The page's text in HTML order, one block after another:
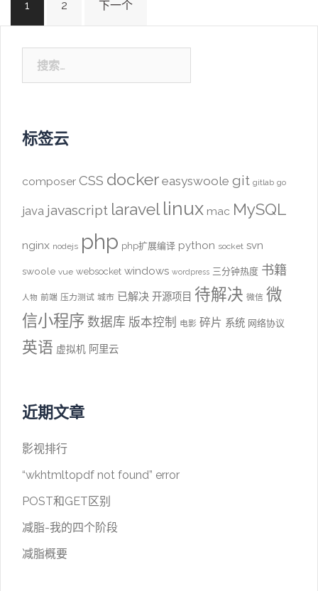
章
1 2 下一个
索：
标签云
composer CSS docker easyswoole git gitlab go
java javascript laravel linux mac MySQL
nginx nodejs php php扩展编译 python socket svn
swoole vue websocket windows wordpress 三分钟热度 书籍
人物 前端 压力测试 城市 已解决 开源项目 待解决 微信 微
信小程序 数据库 版本控制 电影 碎片 系统 网络协议
英语 虚拟机 阿里云
近期文章
影视排行
“wkhtmltopdf not found” error
POST和GET区别
减脂-我的四个阶段
减脂概要